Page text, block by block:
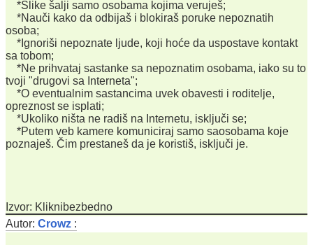
*Slike šalji samo osobama kojima veruješ;
*Nauči kako da odbijaš i blokiraš poruke nepoznatih
osoba;
*Ignoriši nepoznate ljude, koji hoće da uspostave kontakt
sa tobom;
*Ne prihvataj sastanke sa nepoznatim osobama, iako su to
tvoji "drugovi sa Interneta";
*O eventualnim sastancima uvek obavesti i roditelje,
opreznost se isplati;
*Ukoliko ništa ne radiš na Internetu, isključi se;
*Putem veb kamere komuniciraj samo saosobama koje
poznaješ. Čim prestaneš da je koristiš, isključi je.
Izvor: Kliknibezbedno
Autor: Crowz :